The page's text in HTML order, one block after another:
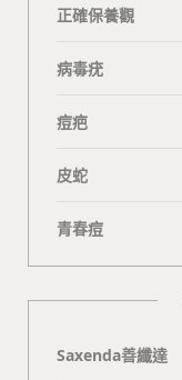
正確保養觀
病毒疣
痘疤
皮蛇
青春痘
Saxenda善纖達